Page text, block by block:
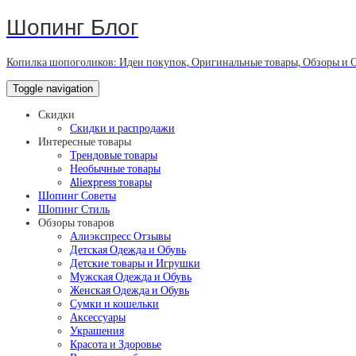
Шопинг Блог
Копилка шопоголиков: Идеи покупок, Оригинальные товары, Обзоры и
Toggle navigation
Скидки
Скидки и распродажи
Интересные товары
Трендовые товары
Необычные товары
Aliexpress товары
Шопинг Советы
Шопинг Стиль
Обзоры товаров
Алиэкспресс Отзывы
Детская Одежда и Обувь
Детские товары и Игрушки
Мужская Одежда и Обувь
Женская Одежда и Обувь
Сумки и кошельки
Аксессуары
Украшения
Красота и Здоровье